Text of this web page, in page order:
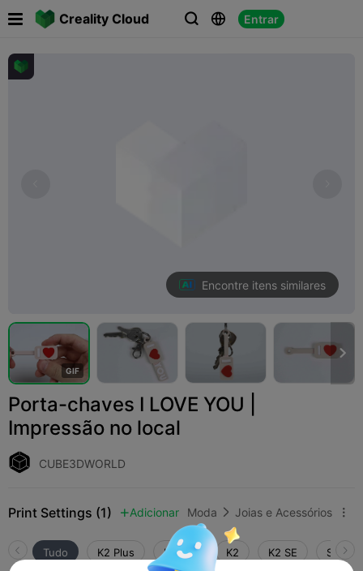
Creality Cloud   Entrar
Encontre itens similares
GIF

Porta-chaves I LOVE YOU |
Impressão no local
CUBE3DWORLD
Print Settings (1)  Adicionar Moda  Joias e Acessórios 
Tudo K2 Plus K2 Pro K2 K2 SE